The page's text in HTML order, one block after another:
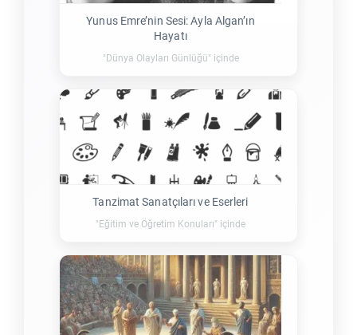
Yunus Emre’nin Sesi: Ayla Algan’ın
Hayatı
"Dünya Olayları Günlüğü" içinde
Tanzimat Sanatçıları ve Eserleri
"Eğitim ve Öğretim Konuları" içinde